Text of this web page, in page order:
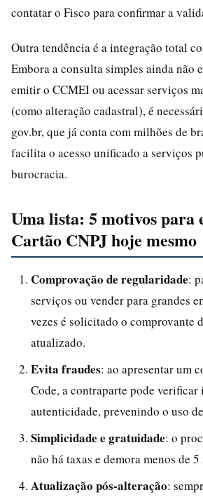
contatar o Fisco para confirmar a
Outra tendência é a integração total
Embora a consulta simples ainda não
emitir o CCMEI ou acessar serviços
(como alteração cadastral), é
gov.br, que já conta com milhões de
facilita o acesso unificado a serviços
burocracia.
Uma lista: 5 motivos
Cartão CNPJ hoje mesmo
Comprovação de regularidade:
serviços ou vender para grandes
vezes é solicitado o comprovante
atualizado.
Evita fraudes: ao apresentar um
Code, a contraparte pode verificar
autenticidade, prevenindo o uso
Simplicidade e gratuidade: o
não há taxas e demora menos de
Atualização pós-alteração: